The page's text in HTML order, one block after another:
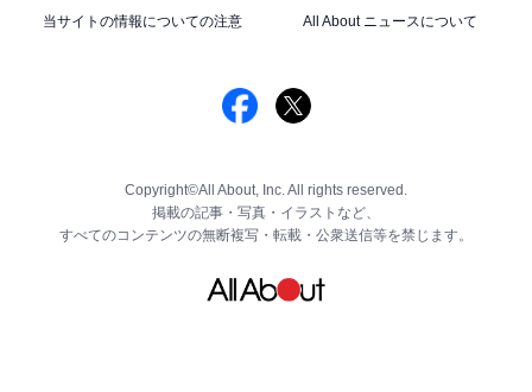
当サイトの情報についての注意
All About ニュースについて
Copyright©All About, Inc. All rights reserved.
掲載の記事・写真・イラストなど、
すべてのコンテンツの無断複写・転載・公衆送信等を禁じます。